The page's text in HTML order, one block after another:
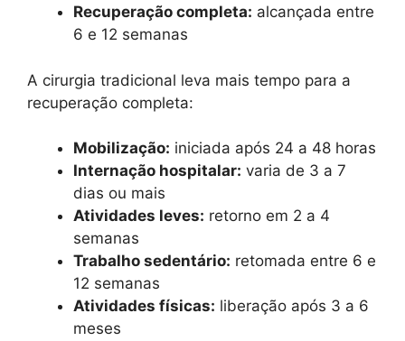
Recuperação completa: alcançada entre
6 e 12 semanas
A cirurgia tradicional leva mais tempo para a
recuperação completa:
Mobilização: iniciada após 24 a 48 horas
Internação hospitalar: varia de 3 a 7
dias ou mais
Atividades leves: retorno em 2 a 4
semanas
Trabalho sedentário: retomada entre 6 e
12 semanas
Atividades físicas: liberação após 3 a 6
meses